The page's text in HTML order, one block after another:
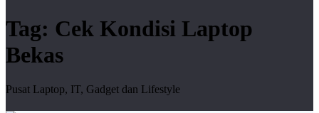
Tag: Cek Kondisi Laptop
Bekas
Pusat Laptop, IT, Gadget dan Lifestyle